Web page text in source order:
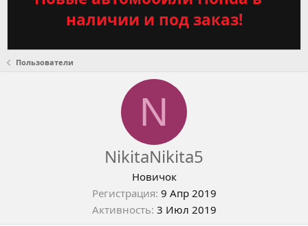
наличии и под заказ!
Пользователи
N
NikitaNikita5
Новичок
Регистрация 9 Апр 2019
Активность 3 Июл 2019